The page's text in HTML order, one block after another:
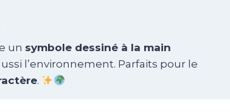
un symbole dessiné à la main
l’environnement. Parfaits pour le
.